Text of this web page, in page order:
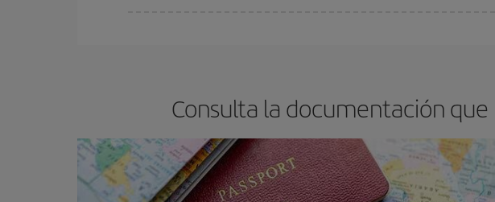
Consulta la documentación